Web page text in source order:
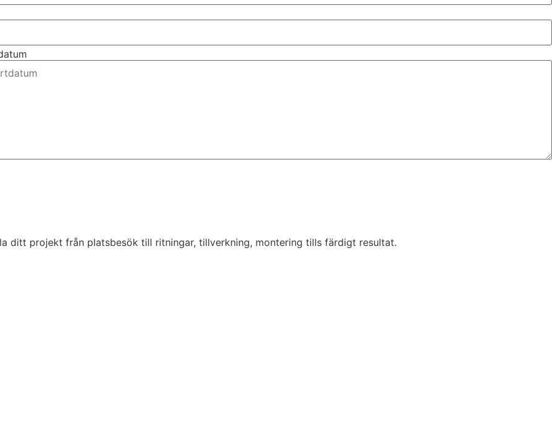
ditt projekt från platsbesök till ritningar, tillverkning, montering tills färdigt resultat.